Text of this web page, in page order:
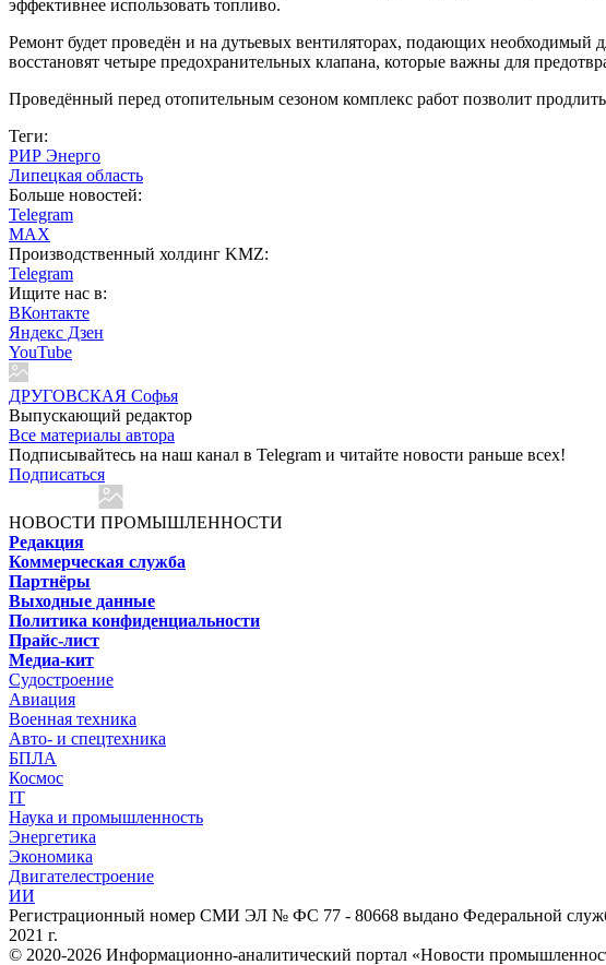
эффективнее использовать топливо.
Ремонт будет проведён и на дутьевых вентиляторах, подающих необходимый
восстановят четыре предохранительных клапана, которые важны для
Проведённый перед отопительным сезоном комплекс работ позволит
Теги:
РИР Энерго
Липецкая область
Больше новостей:
Telegram
MAX
Производственный холдинг KMZ:
Telegram
Ищите нас в:
ВКонтакте
Яндекс Дзен
YouTube
ДРУГОВСКАЯ Софья
Выпускающий редактор
Все материалы автора
Подписывайтесь на наш канал в Telegram и читайте новости раньше всех!
Подписаться
НОВОСТИ ПРОМЫШЛЕННОСТИ
Редакция
Коммерческая служба
Партнёры
Выходные данные
Политика конфиденциальности
Прайс-лист
Медиа-кит
Судостроение
Авиация
Военная техника
Авто- и спецтехника
БПЛА
Космос
IT
Наука и промышленность
Энергетика
Экономика
Двигателестроение
ИИ
Регистрационный номер СМИ ЭЛ № ФС 77 - 80668 выдано Федеральной
2021 г.
© 2020-2026 Информационно-аналитический портал «Новости